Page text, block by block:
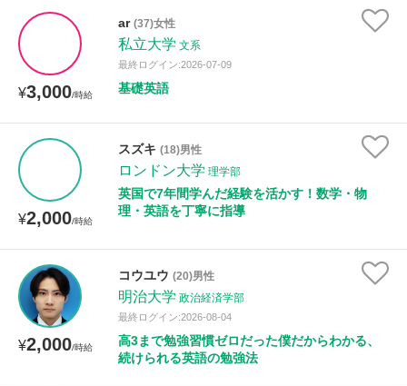
¥3,000/時給
ar (37)女性
私立大学 文系
最終ログイン:2026-07-09
基礎英語
¥2,000/時給
スズキ (18)男性
ロンドン大学 理学部
英国で7年間学んだ経験を活かす！数学・物
理・英語を丁寧に指導
¥2,000/時給
コウユウ (20)男性
明治大学 政治経済学部
最終ログイン:2026-08-04
高3まで勉強習慣ゼロだった僕だからわかる、
続けられる英語の勉強法